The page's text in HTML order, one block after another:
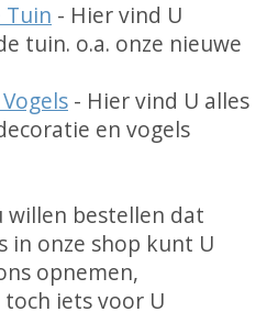
Tuin - Hier vind U
tuin. o.a. onze nieuwe
- Hier vind U alles
en vogels
willen bestellen dat
in onze shop kunt U
opnemen,
iets voor U